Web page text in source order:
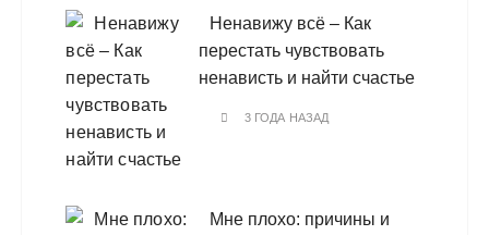
Ненавижу всё – Как
перестать чувствовать
ненависть и найти счастье
3 ГОДА НАЗАД
Мне плохо: причины и